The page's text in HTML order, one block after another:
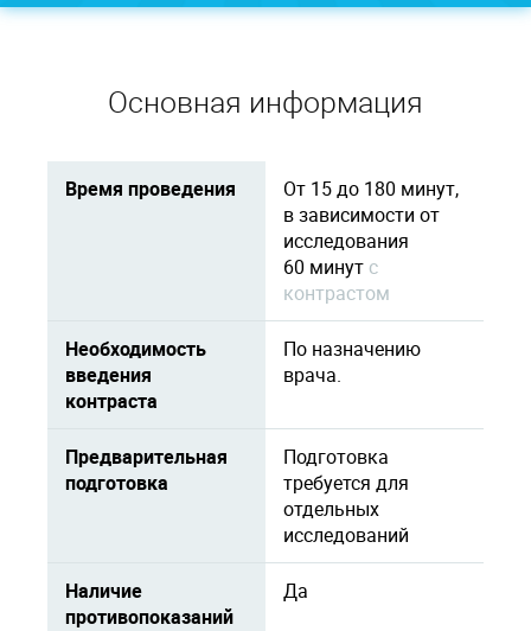
Основная информация
Время проведения
От 15 до 180 минут,
в зависимости от
исследования
60 минут c
контрастом
Необходимость
введения
контраста
По назначению
врача.
Предварительная
подготовка
Подготовка
требуется для
отдельных
исследований
Наличие
противопоказаний
Да